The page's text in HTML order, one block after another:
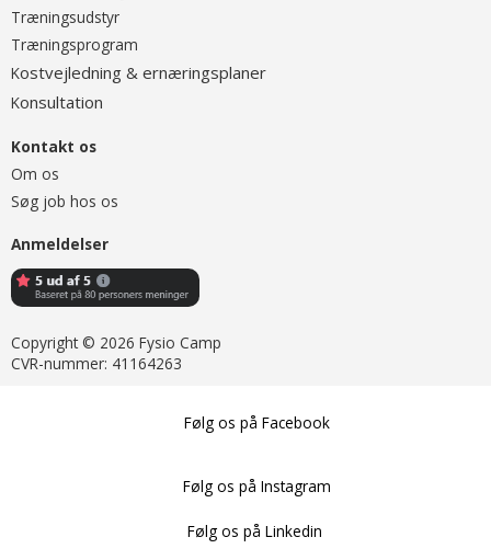
Træningsudstyr
Træningsprogram
Kostvejledning & ernæringsplaner
Konsultation
Kontakt os
Om os
Søg job hos os
Anmeldelser
Copyright © 2026 Fysio Camp
CVR-nummer: 41164263
Følg os på Facebook
Følg os på Instagram
Følg os på Linkedin